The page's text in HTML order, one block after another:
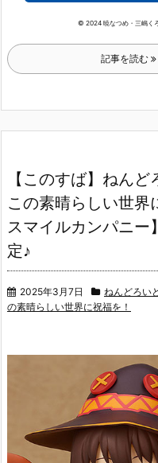
© 2024 暁なつめ・三嶋く
記事を読む
【このすば】ねんど
この素晴らしい世界
スマイルカンパニ
定♪
2025年3月7日 ねんどろい
の素晴らしい世界に祝福を！